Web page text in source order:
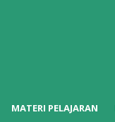
MATERI PELAJARAN